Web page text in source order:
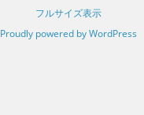
フルサイズ表示
Proudly powered by WordPress